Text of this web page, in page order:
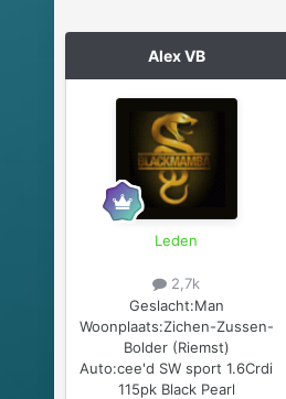
Alex VB
Leden
2,7k
Geslacht:Man
Woonplaats:Zichen-Zussen-
Bolder (Riemst)
Auto:cee'd SW sport 1.6Crdi
115pk Black Pearl